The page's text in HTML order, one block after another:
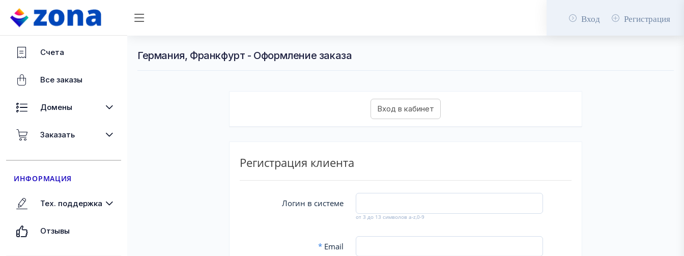
Вход Регистрация
Счета
Все заказы
Домены
Заказать
ИНФОРМАЦИЯ
Тех. поддержка
Отзывы
Германия, Франкфурт - Оформление заказа
Регистрация клиента
Логин в системе
от 3 до 13 символов a-z,0-9
*Email